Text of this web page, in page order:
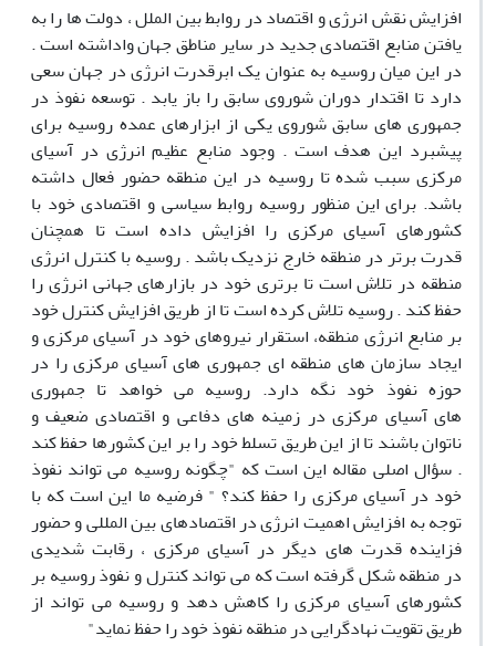
افزایش نقش انرژی و اقتصاد در روابط بین الملل ، دولت ها را به
یافتن منابع اقتصادی جدید در سایر مناطق جهان واداشته است .
در این میان روسیه به عنوان یک ابرقدرت انرژی در جهان سعی
دارد تا اقتدار دوران شوروی سابق را باز یابد . توسعه نفوذ در
جمهوری های سابق شوروی یکی از ابزارهای عمده روسیه برای
پیشبرد این هدف است . وجود منابع عظیم انرژی در آسیای
مرکزی سبب شده تا روسیه در این منطقه حضور فعال داشته
باشد. برای این منظور روسیه روابط سیاسی و اقتصادی خود با
کشورهای آسیای مرکزی را افزایش داده است تا همچنان
قدرت برتر در منطقه خارج نزدیک باشد . روسیه با کنترل انرژی
منطقه در تلاش است تا برتری خود در بازارهای جهانی انرژی را
حفظ کند . روسیه تلاش کرده است تا از طریق افزایش کنترل خود
بر منابع انرژی منطقه، استقرار نیروهای خود در آسیای مرکزی و
ایجاد سازمان های منطقه ای جمهوری های آسیای مرکزی را در
حوزه نفوذ خود نگه دارد. روسیه می خواهد تا جمهوری
های آسیای مرکزی در زمینه های دفاعی و اقتصادی ضعیف و
ناتوان باشند تا از این طریق تسلط خود را بر این کشورها حفظ کند
. سؤال اصلی مقاله این است که "چگونه روسیه می تواند نفوذ
خود در آسیای مرکزی را حفظ کند؟ " فرضیه ما این است که با
توجه به افزایش اهمیت انرژی در اقتصادهای بین المللی و حضور
فزاینده قدرت های دیگر در آسیای مرکزی ، رقابت شدیدی
در منطقه شکل گرفته است که می تواند کنترل و نفوذ روسیه بر
کشورهای آسیای مرکزی را کاهش دهد و روسیه می تواند از
طریق تقویت نهادگرایی در منطقه نفوذ خود را حفظ نماید"